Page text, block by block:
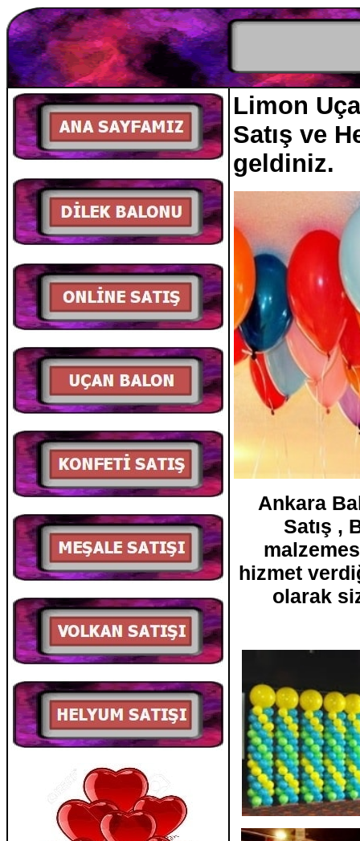
Limon
Satış ve
Ankara
Satış ,
hizmet
olarak